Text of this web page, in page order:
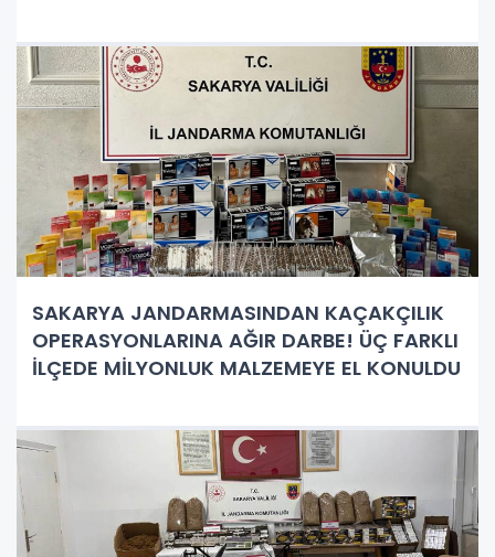
SAKARYA JANDARMASINDAN KAÇAKÇILIK
OPERASYONLARINA AĞIR DARBE! ÜÇ FARKLI
İLÇEDE MİLYONLUK MALZEMEYE EL KONULDU